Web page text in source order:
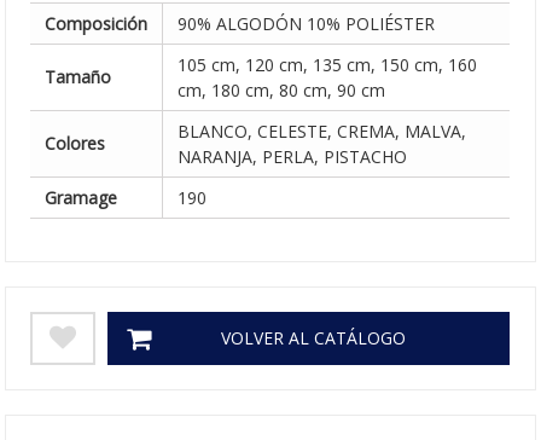
Composición 90% ALGODÓN 10% POLIÉSTER
Tamaño
105 cm, 120 cm, 135 cm, 150 cm, 160
cm, 180 cm, 80 cm, 90 cm
Colores
BLANCO, CELESTE, CREMA, MALVA,
NARANJA, PERLA, PISTACHO
Gramage
190
VOLVER AL CATÁLOGO